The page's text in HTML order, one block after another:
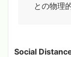
との物理
Social